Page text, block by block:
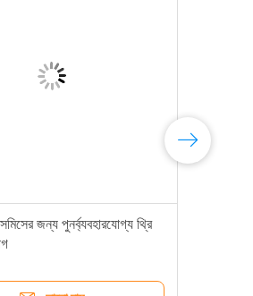
জন্য পুনর্ব্যবহারযোগ্য থ্রি